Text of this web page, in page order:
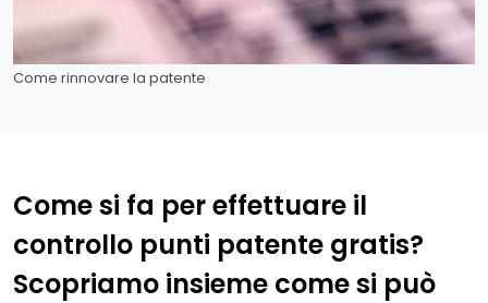
Come rinnovare la patente
Come si fa per effettuare il
controllo punti patente gratis?
Scopriamo insieme come si può